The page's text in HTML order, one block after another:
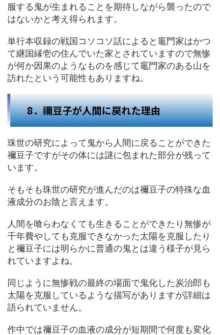
服する鬼が生まれることを期待しながら襲ったので
はないかと考え得られます。
単行本収録の戦国コソコソ話によると竈門家はかつ
て継国縁壱の住んでいた家とされていますので無惨
が何か因果のようなものを感じて竈門家のある山を
訪れたという可能性もありますね。
8．禰豆子が人間に戻れた理由
珠世の研究によって鬼から人間に戻ることができた
禰豆子ですがその体には謎に包まれた部分が残って
います。
そもそも珠世の研究が進んだのは禰豆子の特殊な血
液成分のお陰と言えます。
人間を喰らわなくても生きることができたり無惨が
千年費やしても克服できなかった太陽を克服したり
と禰豆子には明らかに普通の鬼とは違う様子が見ら
れていますよね。
同じように無惨戦の最終の場面で鬼化した炭治郎も
太陽を克服しているような描写がありますが詳細は
語られていません。
作中では禰豆子の血液の成分が短期間で何度も変化